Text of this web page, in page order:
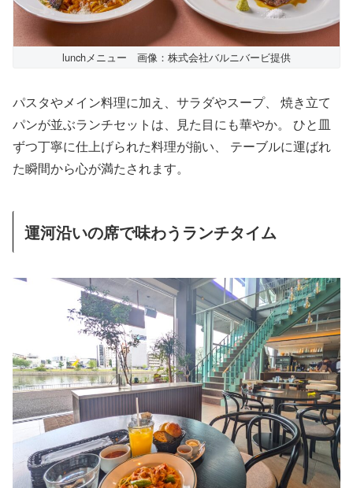
lunchメニュー 画像：株式会社バルニバービ提供
パスタやメイン料理に加え、サラダやスープ、 焼き立て
パンが並ぶランチセットは、見た目にも華やか。 ひと皿
ずつ丁寧に仕上げられた料理が揃い、 テーブルに運ばれ
た瞬間から心が満たされます。
運河沿いの席で味わうランチタイム